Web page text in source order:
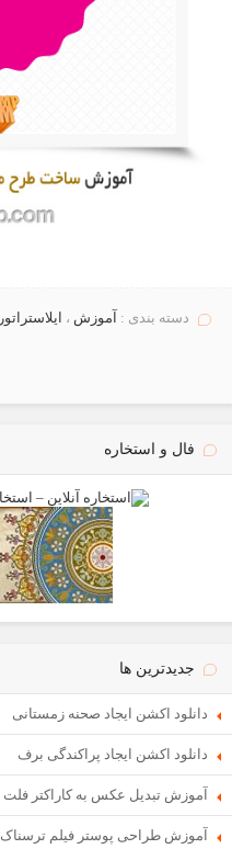
دسته بندی : آموزش ، ایلاستراتور
فال و استخاره
جدیدترین ها
دانلود اکشن ایجاد صحنه زمستانی
دانلود اکشن ایجاد پراکندگی برف
آموزش تبدیل عکس به کاراکتر فلت
آموزش طراحی پوستر فیلم ترسناک